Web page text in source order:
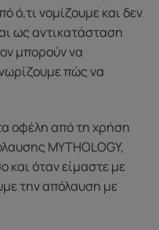
ό,τι νομίζουμε και δεν
ως αντικατάσταση
μπορούν να
πώς να
οφέλη από τη χρήση
MYTHOLOGY,
και όταν είμαστε με
την απόλαυση με